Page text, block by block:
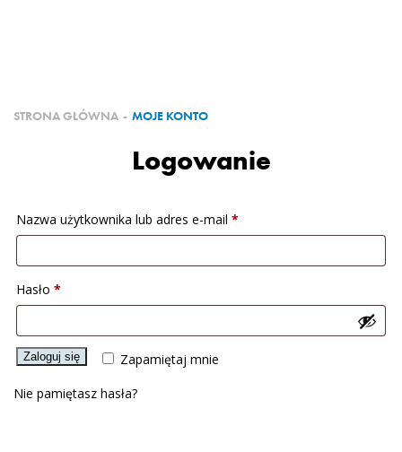
NASZE REALIZACJE
PARTNERZY
ZOSTAŃ PARTNEREM
KONTAKT
STRONA GŁÓWNA - MOJE KONTO
Logowanie
Nazwa użytkownika lub adres e-mail *
Hasło *
Zapamiętaj mnie
Zaloguj się
Nie pamiętasz hasła?